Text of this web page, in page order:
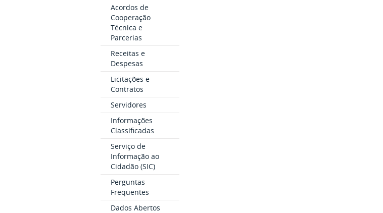
Acordos de
Cooperação
Técnica e
Parcerias
Receitas e
Despesas
Licitações e
Contratos
Servidores
Informações
Classificadas
Serviço de
Informação ao
Cidadão (SIC)
Perguntas
Frequentes
Dados Abertos